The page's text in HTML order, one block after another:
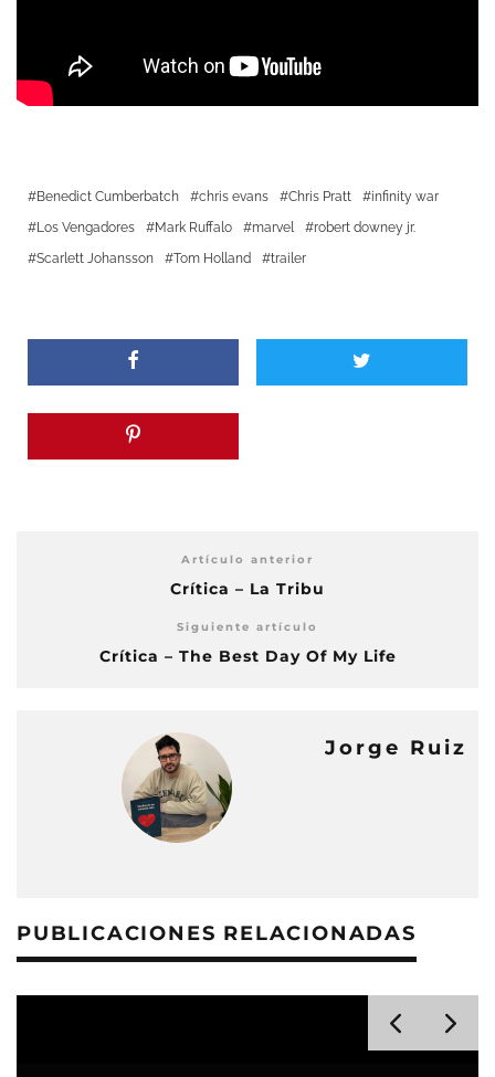
Benedict Cumberbatch chris evans Chris Pratt
infinity war
Los Vengadores
Mark Ruffalo marvel
robert downey jr.
Scarlett Johansson
Tom Holland trailer
Artículo anterior
Crítica – La Tribu
Siguiente artículo
Crítica – The Best Day Of My Life
Jorge Ruiz
PUBLICACIONES RELACIONADAS